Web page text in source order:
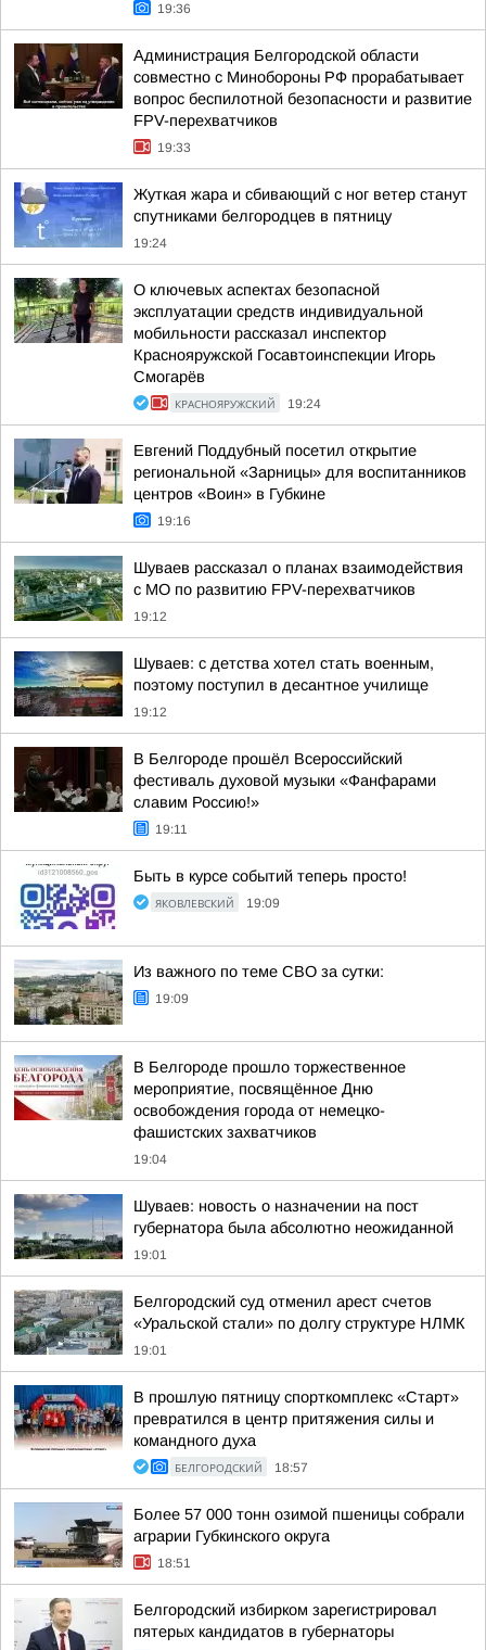
19:36
Администрация Белгородской области
совместно с Минобороны РФ прорабатывает
вопрос беспилотной безопасности и развитие
FPV-перехватчиков
19:33
Жуткая жара и сбивающий с ног ветер станут
спутниками белгородцев в пятницу
19:24
О ключевых аспектах безопасной
эксплуатации средств индивидуальной
мобильности рассказал инспектор
Краснояружской Госавтоинспекции Игорь
Смогарёв
КРАСНОЯРУЖСКИЙ 19:24
Евгений Поддубный посетил открытие
региональной «Зарницы» для воспитанников
центров «Воин» в Губкине
19:16
Шуваев рассказал о планах взаимодействия
с МО по развитию FPV-перехватчиков
19:12
Шуваев: с детства хотел стать военным,
поэтому поступил в десантное училище
19:12
В Белгороде прошёл Всероссийский
фестиваль духовой музыки «Фанфарами
славим Россию!»
19:11
Быть в курсе событий теперь просто!
ЯКОВЛЕВСКИЙ 19:09
Из важного по теме СВО за сутки:
19:09
В Белгороде прошло торжественное
мероприятие, посвящённое Дню
освобождения города от немецко-
фашистских захватчиков
19:04
Шуваев: новость о назначении на пост
губернатора была абсолютно неожиданной
19:01
Белгородский суд отменил арест счетов
«Уральской стали» по долгу структуре НЛМК
19:01
В прошлую пятницу спорткомплекс «Старт»
превратился в центр притяжения силы и
командного духа
БЕЛГОРОДСКИЙ 18:57
Более 57 000 тонн озимой пшеницы собрали
аграрии Губкинского округа
18:51
Белгородский избирком зарегистрировал
пятерых кандидатов в губернаторы